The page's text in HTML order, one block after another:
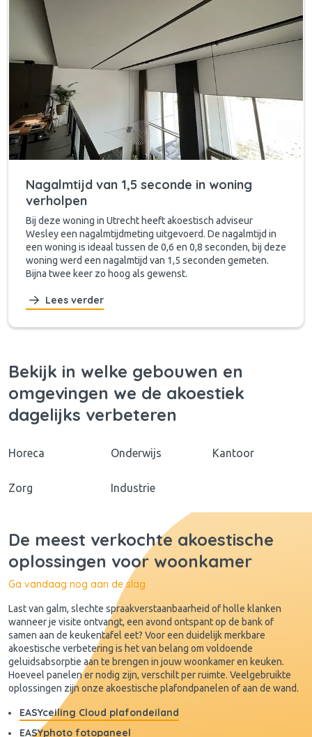
Nagalmtijd van 1,5 seconde in woning
verholpen
Bij deze woning in Utrecht heeft akoestisch adviseur
Wesley een nagalmtijdmeting uitgevoerd. De nagalmtijd in
een woning is ideaal tussen de 0,6 en 0,8 seconden, bij deze
woning werd een nagalmtijd van 1,5 seconden gemeten.
Bijna twee keer zo hoog als gewenst.
Lees verder
Bekijk in welke gebouwen en
omgevingen we de akoestiek
dagelijks verbeteren
Horeca Onderwijs Kantoor
Zorg Industrie
De meest verkochte akoestische
oplossingen voor woonkamer
Ga vandaag nog aan de slag
Last van galm, slechte spraakverstaanbaarheid of holle klanken
wanneer je visite ontvangt, een avond ontspant op de bank of
samen aan de keukentafel eet? Voor een duidelijk merkbare
akoestische verbetering is het van belang om voldoende
geluidsabsorptie aan te brengen in jouw woonkamer en keuken.
Hoeveel panelen er nodig zijn, verschilt per ruimte. Veelgebruikte
oplossingen zijn onze akoestische plafondpanelen of aan de wand.
EASYceiling Cloud plafondeiland
EASYphoto fotopaneel